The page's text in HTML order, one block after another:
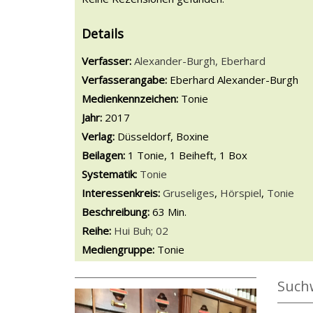
Details
Verfasser: Suche nach diesem Verfasser
Alexander-Burgh, Eberhard
Verfasserangabe: Eberhard Alexander-Burgh
Medienkennzeichen: Tonie
Jahr: 2017
Verlag: Düsseldorf, Boxine
Beilagen: 1 Tonie, 1 Beiheft, 1 Box
opens in new tab
Diesen Link in neuem Tab öffnen
Systematik: Suche nach dieser Systematik
Tonie
Interessenkreis: Suche nach diesem
Gruseliges, Hörspiel, Tonie
Beschreibung: 63 Min.
Reihe: Hui Buh; 02
Suche nach dieser Beteiligten Person
Mediengruppe: Tonie